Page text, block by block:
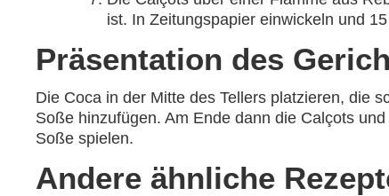
ist. In Zeitungspapier einwickeln und
Präsentation des
Die Coca in der Mitte des Tellers platzieren, die
Soße hinzufügen. Am Ende dann die Calçots
Soße spielen.
Andere ähnliche